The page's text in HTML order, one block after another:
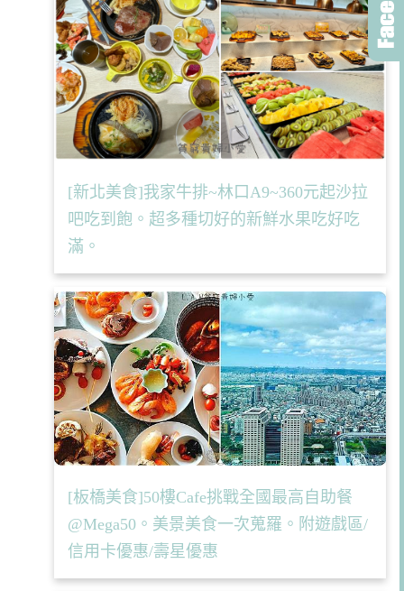
[新北美食]我家牛排~林口A9~360元起沙拉
吧吃到飽。超多種切好的新鮮水果吃好吃
滿。
[板橋美食]50樓Cafe挑戰全國最高自助餐
@Mega50。美景美食一次蒐羅。附遊戲區/
信用卡優惠/壽星優惠